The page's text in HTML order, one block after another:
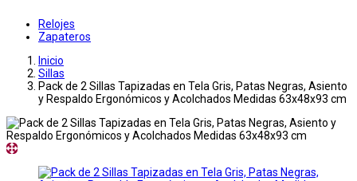
Relojes
Zapateros
Inicio
Sillas
Pack de 2 Sillas Tapizadas en Tela Gris, Patas Negras, Asiento
y Respaldo Ergonómicos y Acolchados Medidas 63x48x93 cm